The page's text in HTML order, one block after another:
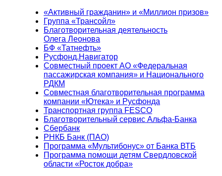
«Активный гражданин» и «Миллион призов»
Группа «Трансойл»
Благотворительная деятельность
Олега Леонова
БФ «Татнефть»
Русфонд.Навигатор
Совместный проект АО «Федеральная
пассажирская компания» и Национального
РДКМ
Совместная благотворительная программа
компании «Ютека» и Русфонда
Транспортная группа FESCO
Благотворительный сервис Альфа-Банка
Сбербанк
РНКБ Банк (ПАО)
Программа «Мультибонус» от Банка ВТБ
Программа помощи детям Свердловской
области «Росток добра»